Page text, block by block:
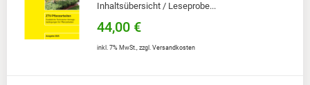
Inhaltsübersicht / Leseprobe...
44,00 €
inkl. 7% MwSt., zzgl. Versandkosten